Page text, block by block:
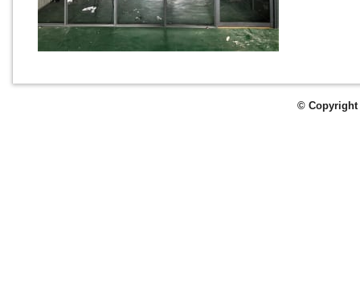
© Copyright